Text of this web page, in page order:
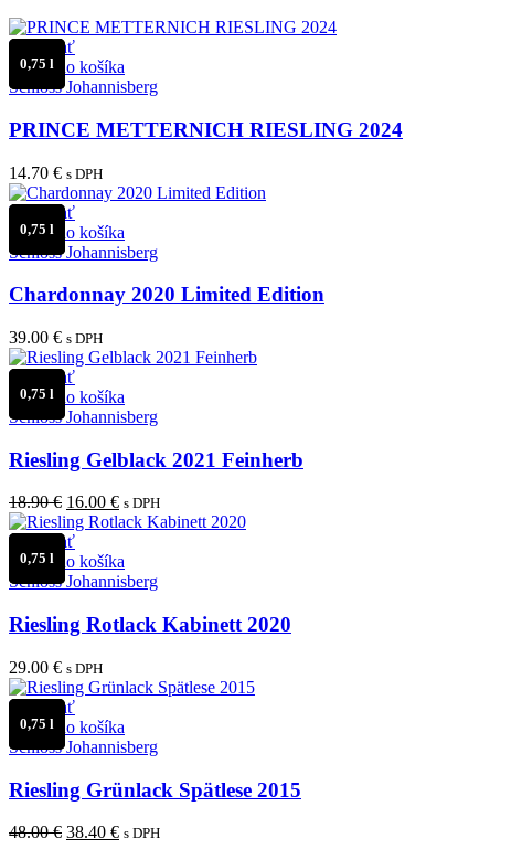
Porovnať
Pridať do košíka
Schloss Johannisberg
PRINCE METTERNICH RIESLING 2024
14.70 € s DPH
0,75 l
Porovnať
Pridať do košíka
Schloss Johannisberg
Chardonnay 2020 Limited Edition
39.00 € s DPH
0,75 l
Porovnať
Pridať do košíka
Schloss Johannisberg
Riesling Gelblack 2021 Feinherb
18.90€ Pôvodná
cena
bola:
18.90 €.
16.00 €Aktuálna
cena
16.00 €.
s DPH
0,75 l
Porovnať
Pridať do košíka
Schloss Johannisberg
Riesling Rotlack Kabinett 2020
29.00 € s DPH
0,75 l
Porovnať
Pridať do košíka
Schloss Johannisberg
Riesling Grünlack Spätlese 2015
48.00€ Pôvodná
38.40 €Aktuálna
s DPH
0,75 l